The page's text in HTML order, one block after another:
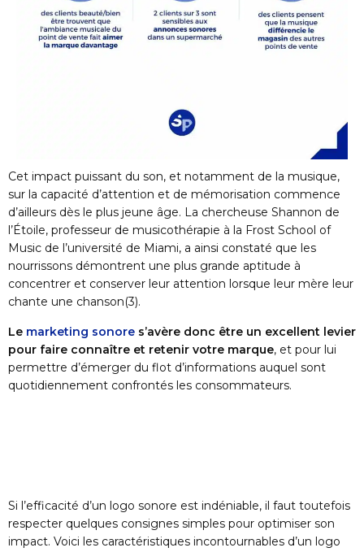
Cet impact puissant du son, et notamment de la musique,
sur la capacité d’attention et de mémorisation commence
d’ailleurs dès le plus jeune âge. La chercheuse Shannon de
l’Étoile, professeur de musicothérapie à la Frost School of
Music de l’université de Miami, a ainsi constaté que les
nourrissons démontrent une plus grande aptitude à
concentrer et conserver leur attention lorsque leur mère leur
chante une chanson(3).
Le marketing sonore s’avère donc être un excellent levier
pour faire connaître et retenir votre marque, et pour lui
permettre d’émerger du flot d’informations auquel sont
quotidiennement confrontés les consommateurs.
Si l’efficacité d’un logo sonore est indéniable, il faut toutefois
respecter quelques consignes simples pour optimiser son
impact. Voici les caractéristiques incontournables d’un logo